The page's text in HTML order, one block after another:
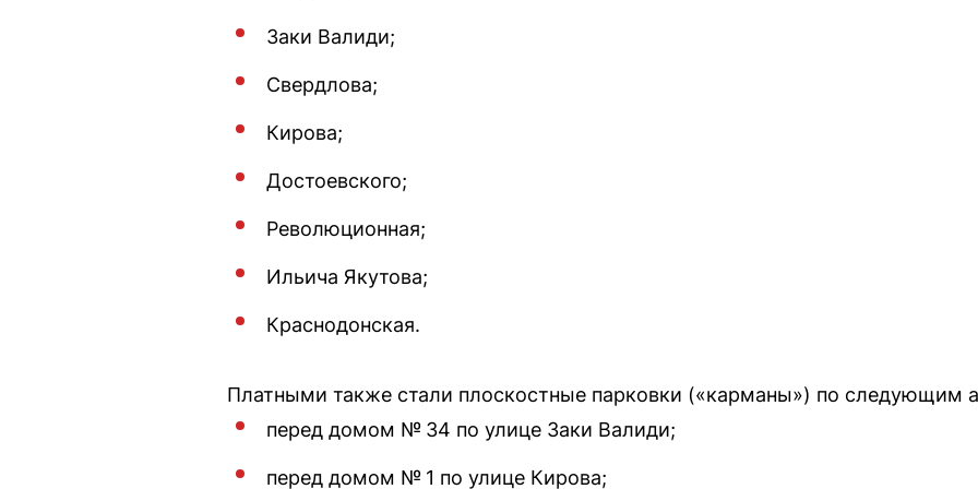
Заки Валиди;
Свердлова;
Кирова;
Достоевского;
Революционная;
Ильича Якутова;
Краснодонская.
Платными также стали плоскостные парковки («карманы») по следующим
перед домом № 34 по улице Заки Валиди;
перед домом № 1 по улице Кирова;